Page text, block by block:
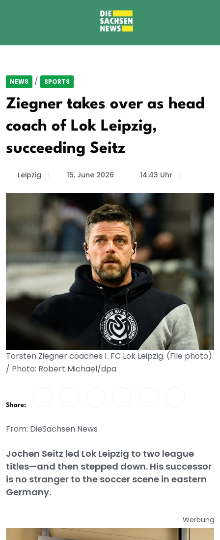
NEWS / SPORTS
Ziegner takes over as head
coach of Lok Leipzig,
succeeding Seitz
Leipzig 15. June 2026 14:43 Uhr
Torsten Ziegner coaches 1. FC Lok Leipzig. (File photo)
/ Photo: Robert Michael/dpa
Share:
From: DieSachsen News
Jochen Seitz led Lok Leipzig to two league
titles—and then stepped down. His successor
is no stranger to the soccer scene in eastern
Germany.
Werbung